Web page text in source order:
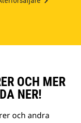
OCH MER
NER!
och andra